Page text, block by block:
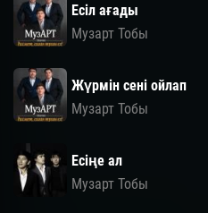
Есіл ағады
Музарт Тобы
Жүрмін сені ойлап
Музарт Тобы
Есіңе ал
Музарт Тобы